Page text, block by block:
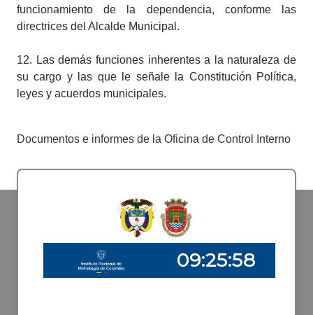
funcionamiento de la dependencia, conforme las
directrices del Alcalde Municipal.
12. Las demás funciones inherentes a la naturaleza de
su cargo y las que le señale la Constitución Política,
leyes y acuerdos municipales.​
Documentos e informes de la Oficina de Control Interno ​​